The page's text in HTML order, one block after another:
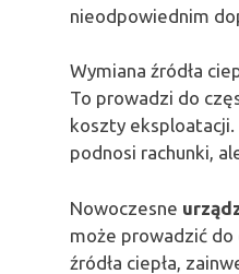
nieodpowiednim
Wymiana źródła
To prowadzi do
koszty eksploatacji.
podnosi rachunki,
Nowoczesne
może prowadzić
źródła ciepła,